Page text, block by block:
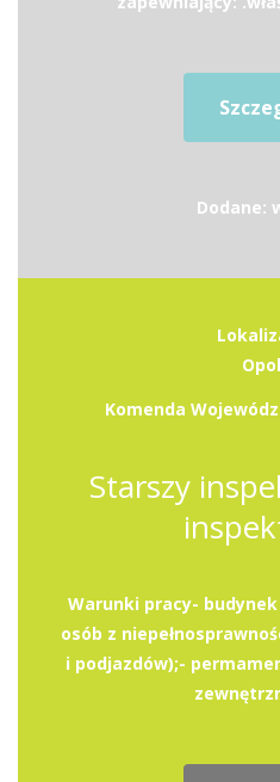
Dodane:
Komenda
Starszy
Warunki pracy-
osób z
i podjazdów);-